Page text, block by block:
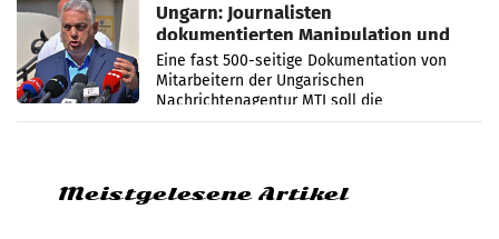
Ungarn: Journalisten
dokumentierten Manipulation und
Zensur
Eine fast 500-seitige Dokumentation von
Mitarbeitern der Ungarischen
Nachrichtenagentur MTI soll die
systematische Nachrichten-Manipulation und
Meistgelesene Artikel